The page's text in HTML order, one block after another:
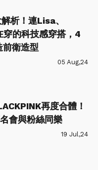
析！連Lisa、
的科技感穿搭，4
前衛造型
05 Aug,24
再度合體！
會與粉絲同樂
19 Jul,24